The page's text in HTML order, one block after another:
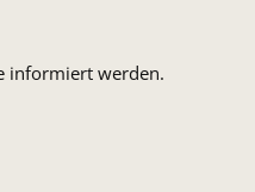
informiert werden.